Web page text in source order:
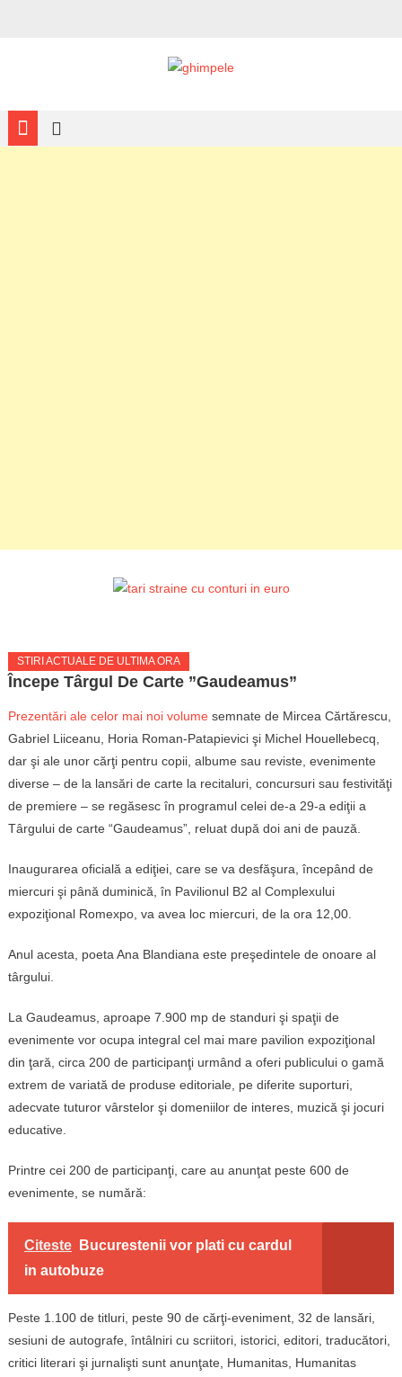
STIRI ACTUALE DE ULTIMA ORA
Începe Târgul De Carte ”Gaudeamus”
Prezentări ale celor mai noi volumesemnate de Mircea Cărtărescu,
Gabriel Liiceanu, Horia Roman-Patapievici şi Michel Houellebecq,
dar şi ale unor cărţi pentru copii, albume sau reviste, evenimente
diverse – de la lansări de carte la recitaluri, concursuri sau festivităţi
de premiere – se regăsesc în programul celei de-a 29-a ediţii a
Târgului de carte “Gaudeamus”, reluat după doi ani de pauză.
Inaugurarea oficială a ediţiei, care se va desfăşura, începând de
miercuri şi până duminică, în Pavilionul B2 al Complexului
expoziţional Romexpo, va avea loc miercuri, de la ora 12,00.
Anul acesta, poeta Ana Blandiana este preşedintele de onoare al
târgului.
La Gaudeamus, aproape 7.900 mp de standuri şi spaţii de
evenimente vor ocupa integral cel mai mare pavilion expoziţional
din ţară, circa 200 de participanţi urmând a oferi publicului o gamă
extrem de variată de produse editoriale, pe diferite suporturi,
adecvate tuturor vârstelor şi domeniilor de interes, muzică şi jocuri
educative.
Printre cei 200 de participanţi, care au anunţat peste 600 de
evenimente, se numără:
Citeste
Bucurestenii vor plati cu cardul
in autobuze
Peste 1.100 de titluri, peste 90 de cărţi-eveniment, 32 de lansări,
sesiuni de autografe, întâlniri cu scriitori, istorici, editori, traducători,
critici literari şi jurnalişti sunt anunţate, Humanitas, Humanitas